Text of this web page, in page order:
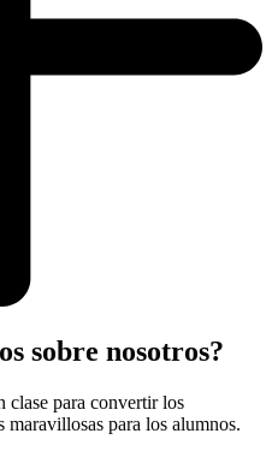
sobre nosotros?
clase para convertir los
para los alumnos.